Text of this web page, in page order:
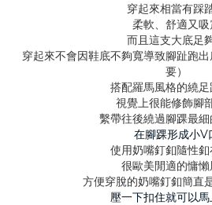
穿起來相當有踩
柔軟、舒適又吸
而且這支大底足
穿起來不會因鞋底不夠寬導致腳趾跑
要）
搭配羅馬風格的繞
視覺上很能修飾腳
繫帶往後繞過腳踝最
在腳踝形成小V
使用奶嘴釘釦隨性
很歐美閒適的慵
方便穿脫的奶嘴釘釦簡直
壓一下扣住就可以馬